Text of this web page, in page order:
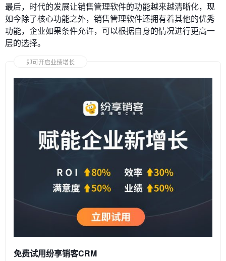
最后，时代的发展让销售管理软件的功能越来越清晰化，现
如今除了核心功能之外，销售管理软件还拥有着其他的优秀
功能，企业如果条件允许，可以根据自身的情况进行更高一
层的选择。
即可开启业绩增长
免费试用纷享销客CRM